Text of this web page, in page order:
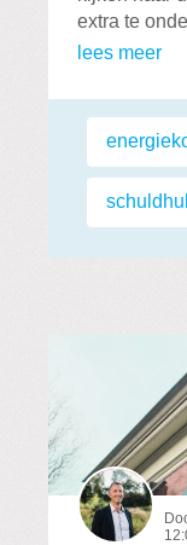
extra te
lees meer